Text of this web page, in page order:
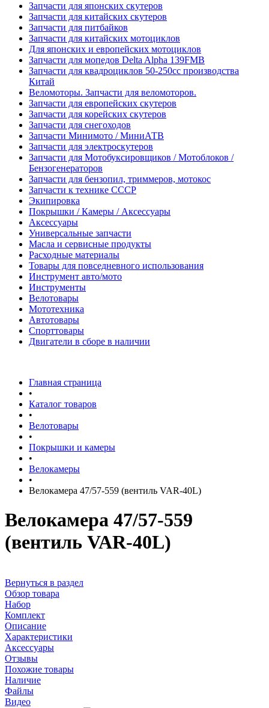
Запчасти для японских скутеров
Запчасти для китайских скутеров
Запчасти для питбайков
Запчасти для китайских мотоциклов
Для японских и европейских мотоциклов
Запчасти для мопедов Delta Alpha 139FMB
Запчасти для квадроциклов 50-250сс производства
Китай
Веломоторы. Запчасти для веломоторов.
Запчасти для европейских скутеров
Запчасти для корейских скутеров
Запчасти для снегоходов
Запчасти Минимото / МиниАТВ
Запчасти для электроскутеров
Запчасти для Мотобуксировщиков / Мотоблоков /
Бензогенераторов
Запчасти для бензопил, триммеров, мотокос
Запчасти к технике СССР
Экипировка
Покрышки / Камеры / Аксессуары
Аксессуары
Универсальные запчасти
Масла и сервисные продукты
Расходные материалы
Товары для повседневного использования
Инструмент авто/мото
Инструменты
Велотовары
Мототехника
Автотовары
Спорттовары
Двигатели в сборе в наличии
Главная страница
•
Каталог товаров
•
Велотовары
•
Покрышки и камеры
•
Велокамеры
•
Велокамера 47/57-559 (вентиль VAR-40L)
Велокамера 47/57-559
(вентиль VAR-40L)
Вернуться в раздел
Обзор товара
Набор
Комплект
Описание
Характеристики
Аксессуары
Отзывы
Похожие товары
Наличие
Файлы
Видео